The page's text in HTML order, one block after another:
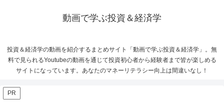
動画で学ぶ投資＆経済学
投資＆経済学の動画を紹介するまとめサイト「動画で学ぶ投資＆経済学」。無
料で見られるYoutubeの動画を通じて投資初心者から経験者まで皆が楽しめる
サイトになっています。あなたのマネーリテラシー向上は間違いなし！
PR